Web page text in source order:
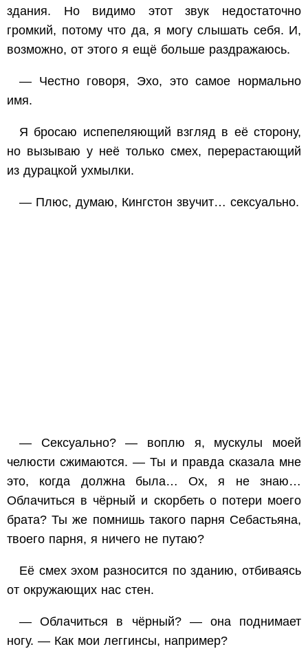
здания. Но видимо этот звук недостаточно
громкий, потому что да, я могу слышать себя. И,
возможно, от этого я ещё больше раздражаюсь.
— Честно говоря, Эхо, это самое нормально
имя.
Я бросаю испепеляющий взгляд в её сторону,
но вызываю у неё только смех, перерастающий
из дурацкой ухмылки.
— Плюс, думаю, Кингстон звучит… сексуально.
— Сексуально?— воплю я, мускулы моей
челюсти сжимаются. — Ты и правда сказала мне
это, когда должна была… Ох, я не знаю…
Облачиться в чёрный и скорбеть о потери моего
брата? Ты же помнишь такого парня Себастьяна,
твоего парня, я ничего не путаю?
Её смех эхом разносится по зданию, отбиваясь
от окружающих нас стен.
— Облачиться в чёрный? — она поднимает
ногу. — Как мои леггинсы, например?